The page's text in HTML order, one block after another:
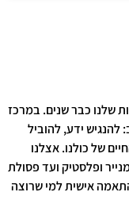
שלנו כבר שנים. במרכז
ידע, להוביל
של כולנו. אצלנו
ופלסטיק ועד פסולת
אישית למי שרוצה